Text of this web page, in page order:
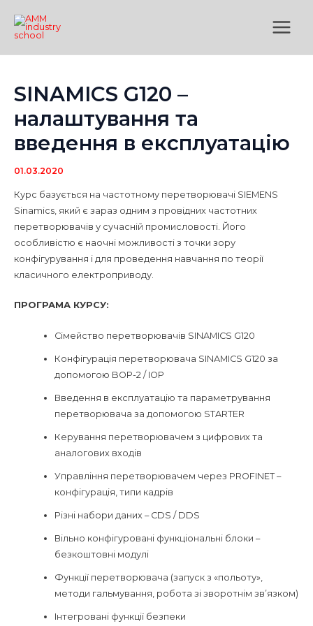
вмісту
Menu
SINAMICS G120 –
налаштування та
введення в експлуатацію
01.03.2020
Курс базується на частотному перетворювачі SIEMENS
Sinamics, який є зараз одним з провідних частотних
перетворювачів у сучасній промисловості. Його
особливістю є наочні можливості з точки зору
конфігурування і для проведення навчання по теорії
класичного електроприводу.
ПРОГРАМА КУРСУ:
Сімейство перетворювачів SINAMICS G120
Конфігурація перетворювача SINAMICS G120 за
допомогою BOP-2 / IOP
Введення в експлуатацію та параметрування
перетворювача за допомогою STARTER
Керування перетворювачем з цифрових та
аналогових входів
Управління перетворювачем через PROFINET –
конфігурація, типи кадрів
Різні набори даних – CDS / DDS
Вільно конфігуровані функціональні блоки –
безкоштовні модулі
Функції перетворювача (запуск з «польоту»,
методи гальмування, робота зі зворотнім зв’язком)
Інтегровані функції безпеки